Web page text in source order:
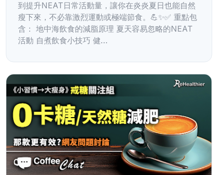
到提升NEAT日常活動量，讓你在炎炎夏日也能自然
瘦下來，不必靠激烈運動或極端節食。💪✨✅ 重點包
含： 地中海飲食的減脂原理 夏天容易忽略的NEAT
活動 自煮飲食小技巧 健…